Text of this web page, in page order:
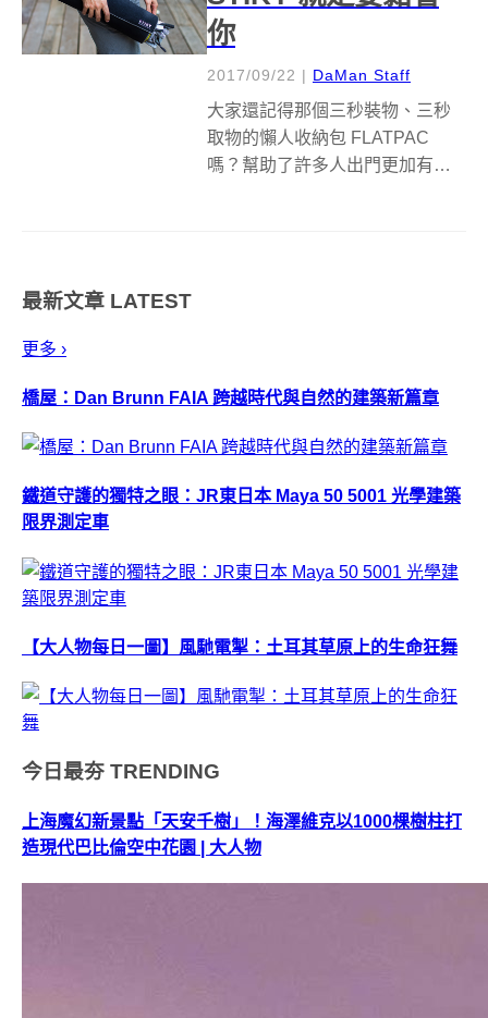
你
2017/09/22 | DaMan Staff
大家還記得那個三秒裝物、三秒
取物的懶人收納包 FLATPAC
嗎？幫助了許多人出門更加有效
最新文章 LATEST
更多 ›
橋屋：Dan Brunn FAIA 跨越時代與自然的建築新篇章
鐵道守護的獨特之眼：JR東日本 Maya 50 5001 光學建築
限界測定車
【大人物每日一圖】風馳電掣：土耳其草原上的生命狂舞
今日最夯 TRENDING
上海魔幻新景點「天安千樹」！海澤維克以1000棵樹柱打
造現代巴比倫空中花園 | 大人物